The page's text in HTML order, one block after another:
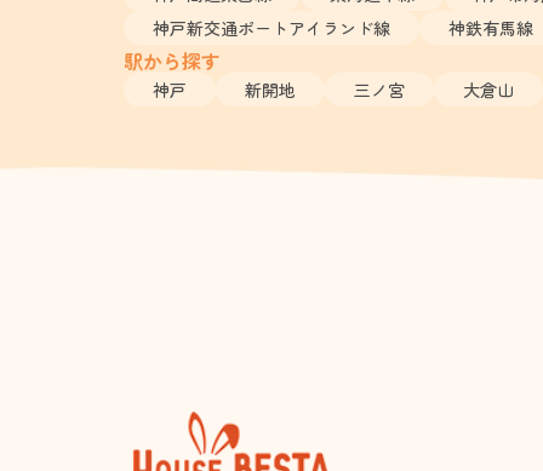
神戸新交通ポートアイランド線
神鉄有馬線
駅から探す
神戸 新開地 三ノ宮 大倉山